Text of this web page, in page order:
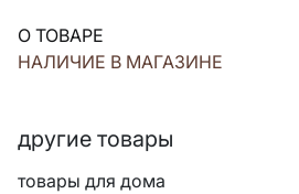
О ТОВАРЕ
НАЛИЧИЕ В МАГАЗИНЕ
другие товары
товары для дома